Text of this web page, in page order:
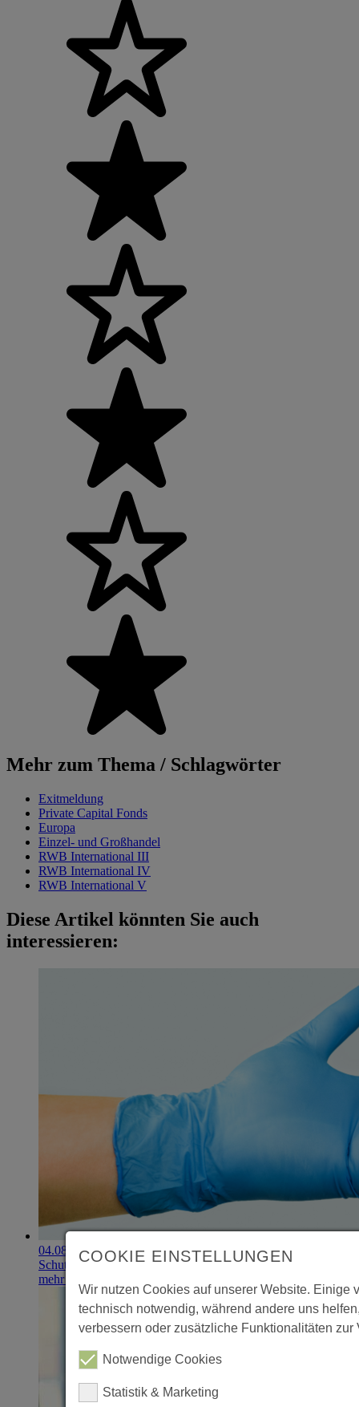
Mehr zum Thema / Schlagwörter
Exitmeldung
Private Capital Fonds
Europa
Einzel- und Großhandel
RWB International III
RWB International IV
RWB International V
Diese Artikel könnten Sie auch
interessieren:
04.08.2026
Schutzhandschuhe erzielen 900.000-Euro-Exit
mehr erfahren
COOKIE EINSTELLUNGEN
Wir nutzen Cookies auf unserer Website. Einige
technisch notwendig, während andere uns
verbessern oder zusätzliche Funktionalitäten zur
Notwendige Cookies
Statistik & Marketing